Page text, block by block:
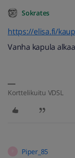
Sokrates
https://elisa.fi/
Vanha kapula
Korttelikuitu VDSL
Piper_85